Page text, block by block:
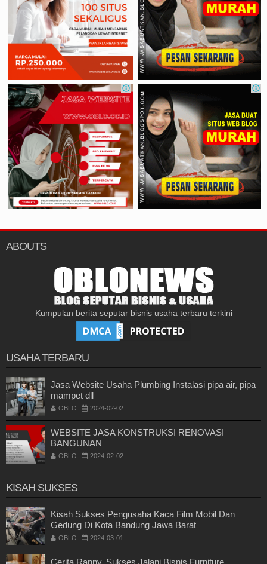
ABOUTS
Kumpulan berita seputar bisnis usaha terbaru terkini
USAHA TERBARU
Jasa Website Usaha Plumbing Instalasi pipa air, pipa
mampet dll
OBLO 2024-02-02
WEBSITE JASA KONSTRUKSI RENOVASI
BANGUNAN
OBLO 2024-02-02
KISAH SUKSES
Kisah Sukses Pengusaha Kaca Film Mobil Dan
Gedung Di Kota Bandung Jawa Barat
OBLO 2024-03-01
Cerita Ranny, Sukses Jalani Bisnis Furniture